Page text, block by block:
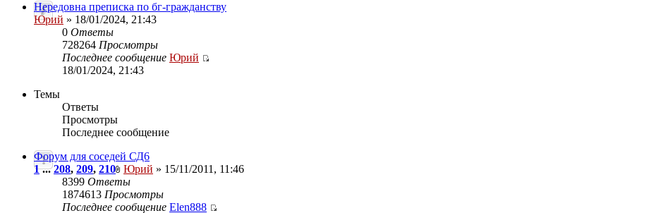
Нередовна преписка по бг-гражданству
Юрий » 18/01/2024, 21:43
0 Ответы
728264 Просмотры
Последнее сообщение Юрий
18/01/2024, 21:43
Темы
Ответы
Просмотры
Последнее сообщение
Форум для соседей СД6
1...208, 209, 210 Юрий » 15/11/2011, 11:46
8399 Ответы
1874613 Просмотры
Последнее сообщение Elen888